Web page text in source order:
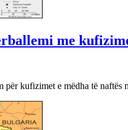
me
për kufizimet e mëdha të